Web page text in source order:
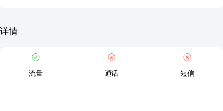
详情
流量 通话 短信